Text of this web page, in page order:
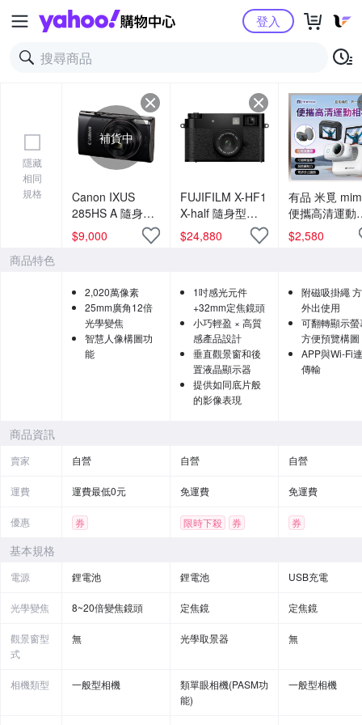
Yahoo購物中心登入
隱藏
相同
規格
補貨中
Canon IXUS
285HS A 隨身數
位相機(公司貨)
$9,000
FUJIFILM X-HF1
X-half 隨身型數
位相機 公司貨
$24,880
有品 米覓
便攜高清運動
機 LK-018 運
機 迷你相機
$2,580
商品特色
2,020萬像素
25mm廣角12倍
光學變焦
智慧人像構圖功
能
1吋感光元件
+32mm定焦鏡頭
小巧輕盈 × 高質
感產品設計
垂直觀景窗和後
置液晶顯示器
提供如同底片般
的影像表現
附磁吸掛繩
外出使用
可翻轉顯示螢
方便預覽構圖
APP與Wi-Fi
傳輸
商品資訊
賣家 自營 自營 自營
運費 運費最低0元 免運費 免運費
優惠 券 限時下殺
券
券
基本規格
電源 鋰電池 鋰電池 USB充電
光學變焦 8~20倍變焦鏡頭 定焦鏡 定焦鏡
觀景窗型
式
無 光學取景器 無
相機類型 一般型相機
類單眼相機(PASM功
能)
一般型相機